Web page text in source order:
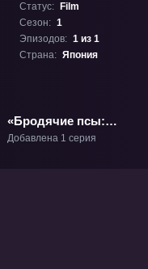
Статус:
Film
Сезон: 1
Эпизодов: 1 из 1
Страна: Япония
«Бродячие псы:
Мертвое яблоко»
Добавлена 1 серия